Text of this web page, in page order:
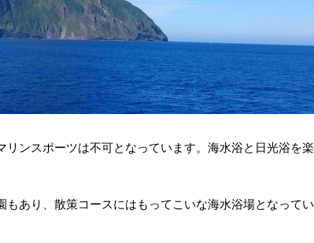
リンスポーツは不可となっています。海水浴と日光浴を楽
もあり、散策コースにはもってこいな海水浴場となってい